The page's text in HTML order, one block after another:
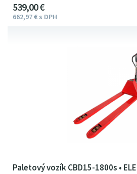
539 00€
662 97€ s DPH
Paletový vozík CBD15-1800s •